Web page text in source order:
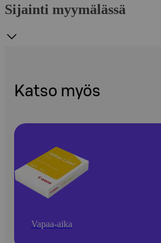
Sijainti myymälässä
Katso myös
Vapaa-aika